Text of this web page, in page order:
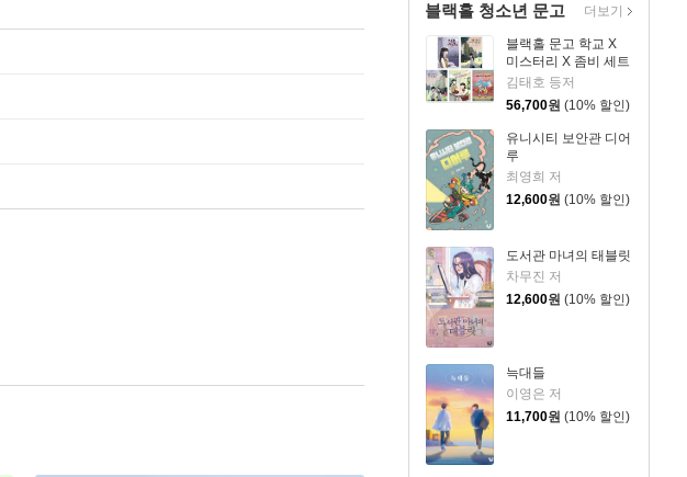
블랙홀 청소년 문고
블랙홀 문고 학교 X
미스터리 X 좀비 세트
김태호 등저
56,700원 (10% 할인)
유니시티 보안관 디어
루
최영희 저
12,600원 (10% 할인)
도서관 마녀의 태블릿
차무진 저
12,600원 (10% 할인)
늑대들
이영은 저
11,700원 (10% 할인)
더보기